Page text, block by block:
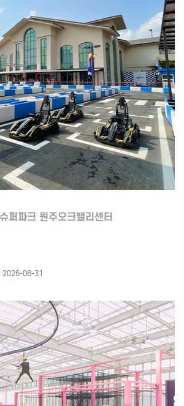
퍼파크 원주오크밸리센터
2026-08-31